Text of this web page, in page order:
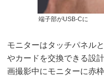
端子部がUSB-Cに
モニターはタッチパネル
やカードを交換できる設
画撮影中にモニターに赤